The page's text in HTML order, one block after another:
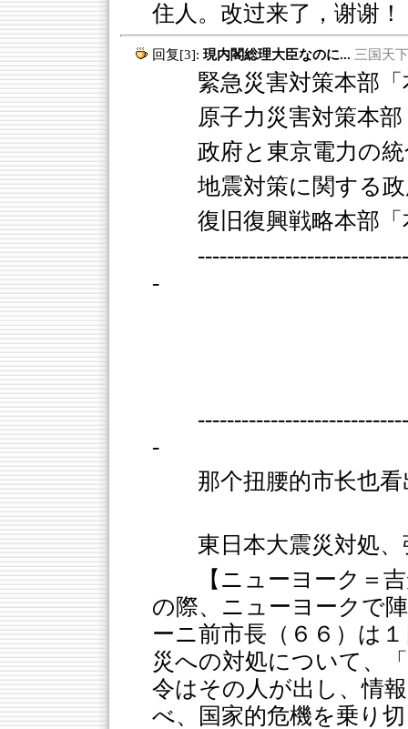
住人。改过来了，谢谢！
回复[3]: 現内閣総理大臣なのに... 三国天
緊急災害対策本部「
原子力災害対策本
政府と東京電力の
地震対策に関する
復旧復興戦略本部
-
-
那个扭腰的市长也
東日本大震災対処
【ニューヨーク＝
の際、ニューヨークで
ーニ前市長（６６）は
災への対処について、
令はその人が出し、情
べ、国家的危機を乗り